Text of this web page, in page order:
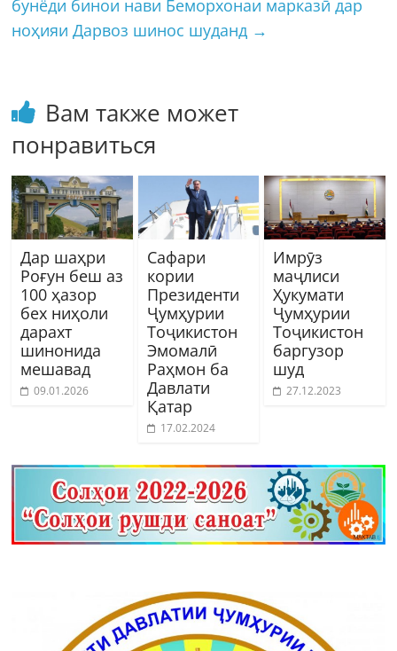
бунёди бинои нави Беморхонаи марказӣ дар
ноҳияи Дарвоз шинос шуданд →
Вам также может
понравиться
Дар шаҳри
Роғун беш аз
100 ҳазор
бех ниҳоли
дарахт
шинонида
мешавад
09.01.2026
Сафари
кории
Президенти
Ҷумҳурии
Тоҷикистон
Эмомалӣ
Раҳмон ба
Давлати
Қатар
17.02.2024
Имрӯз
маҷлиси
Ҳукумати
Ҷумҳурии
Тоҷикистон
баргузор
шуд
27.12.2023